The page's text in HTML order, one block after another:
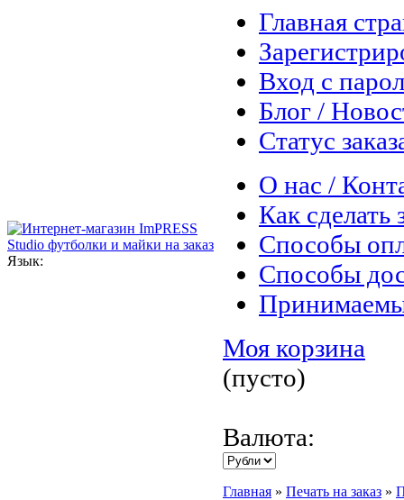
Язык:
Главная
Вход с
Блог /
Статус
О нас /
Как сделать
Способы
Способы
Моя корзина
(пусто)
Валюта:
Главная » Печать на заказ »